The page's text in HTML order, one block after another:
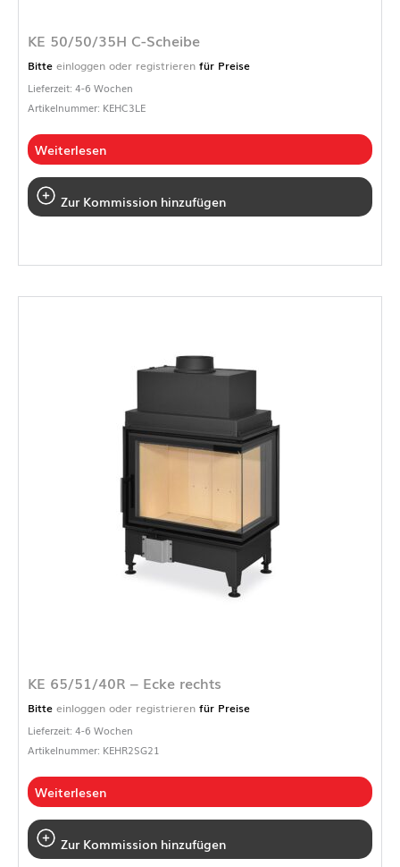
KE 50/50/35H C-Scheibe
Bitte einloggen oder registrieren für Preise
Lieferzeit: 4-6 Wochen
Artikelnummer: KEHC3LE
Weiterlesen
Zur Kommission hinzufügen
KE 65/51/40R – Ecke rechts
Bitte einloggen oder registrieren für Preise
Lieferzeit: 4-6 Wochen
Artikelnummer: KEHR2SG21
Weiterlesen
Zur Kommission hinzufügen